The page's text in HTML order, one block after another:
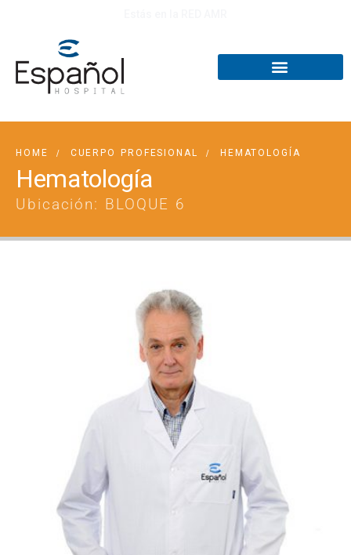
HOME CUERPO PROFESIONAL HEMATOLOGÍA
Hematología
Ubicación: BLOQUE 6